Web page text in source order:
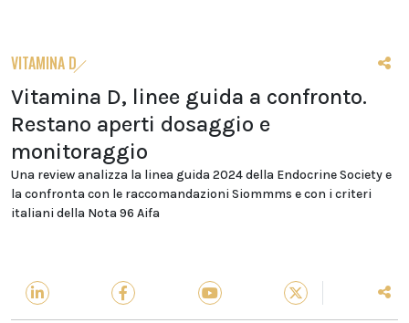
VITAMINA D
Vitamina D, linee guida a confronto.
Restano aperti dosaggio e
monitoraggio
Una review analizza la linea guida 2024 della Endocrine Society e
la confronta con le raccomandazioni Siommms e con i criteri
italiani della Nota 96 Aifa